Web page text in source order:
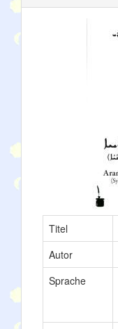
Titel
Autor
Sprache